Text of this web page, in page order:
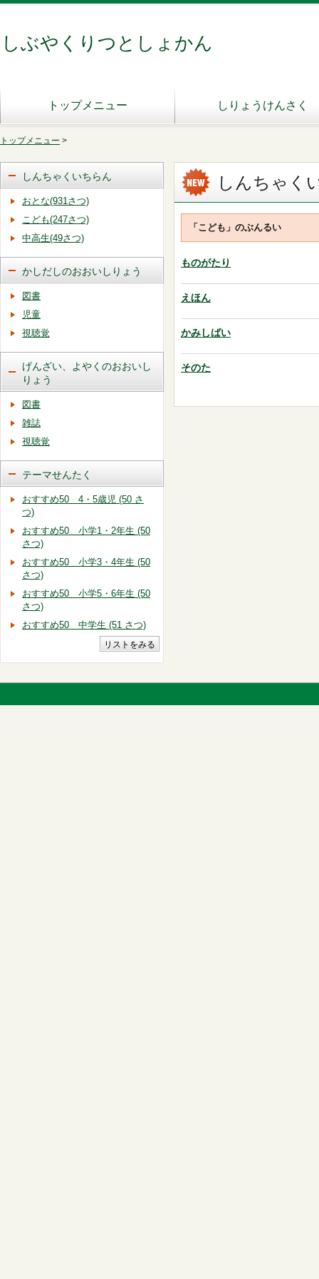
しぶやくりつとしょかん
トップメニュー しりょうけんさく
トップメニュー >
しんちゃく
「こども」のぶんるい
ものがたり
えほん
かみしばい
そのた
しんちゃくいちらん
おとな(931さつ)
こども(247さつ)
中高生(49さつ)
かしだしのおおいしりょう
図書
児童
視聴覚
げんざい、よやくのおおいし
りょう
図書
雑誌
視聴覚
テーマせんたく
おすすめ50 4・5歳児 (50 さ
つ)
おすすめ50 小学1・2年生 (50
さつ)
おすすめ50 小学3・4年生 (50
さつ)
おすすめ50 小学5・6年生 (50
さつ)
おすすめ50 中学生 (51 さつ)